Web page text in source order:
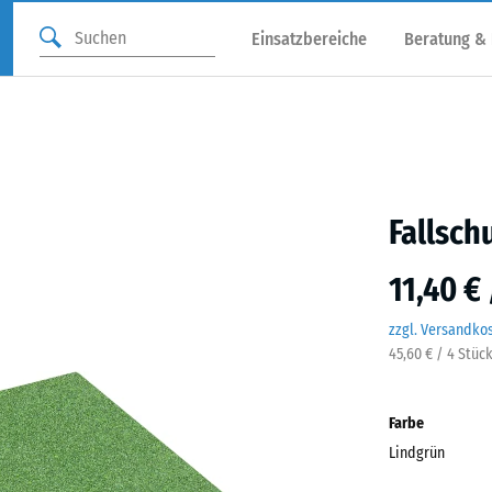
Einsatzbereiche Beratung &
11,40
zzgl.
45,60 € / 4
Farbe
Lindgrün